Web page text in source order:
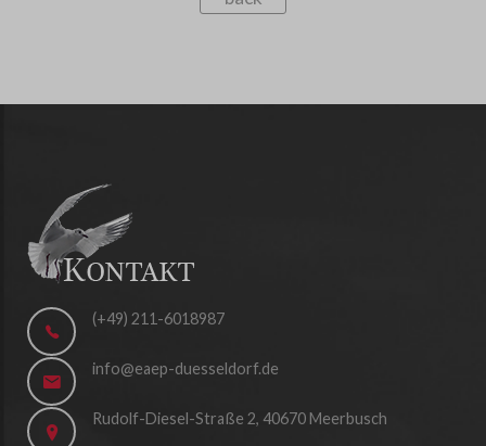
(+49) 211-6018987
info@eaep-duesseldorf.de
Rudolf-Diesel-Straße 2, 40670 Meerbusch